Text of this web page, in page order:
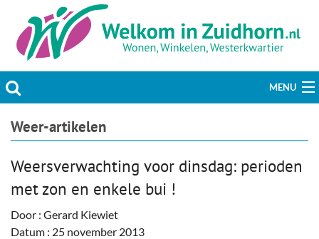
MENU
Actueel
Welzijn & Maatschappij
Bedrijven
Weer-artikelen
Weersverwachting voor dinsdag: perioden
met zon en enkele bui !
Door : Gerard Kiewiet
Datum : 25 november 2013